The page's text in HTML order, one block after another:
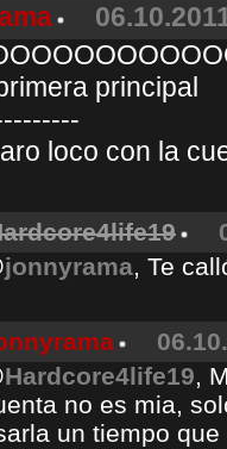
principal
loco con la
jonnyrama, Te
Hardcore4life19,
no es mia,
un tiempo que